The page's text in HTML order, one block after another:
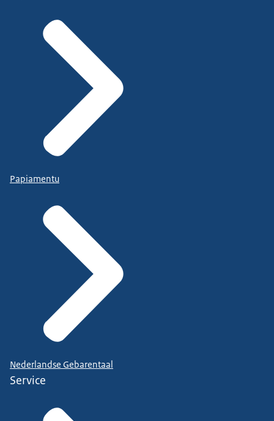
Papiamentu
Nederlandse Gebarentaal
Service